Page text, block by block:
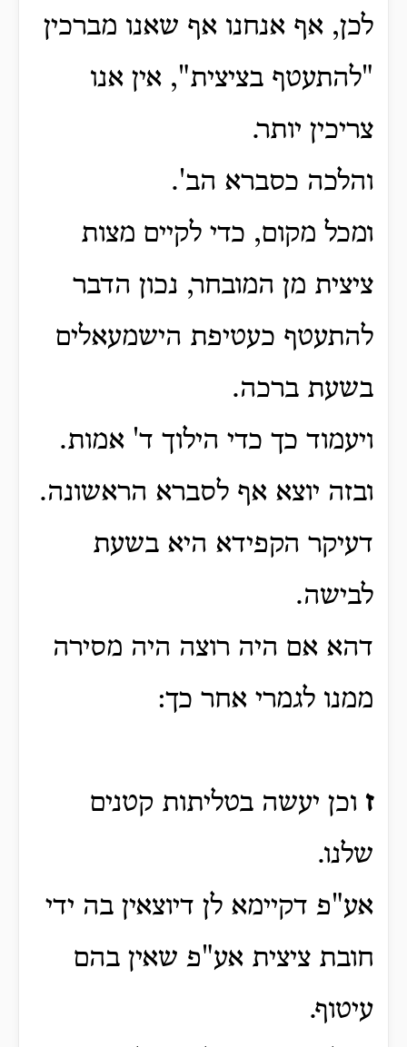
לכן, אף אנחנו אף שאנו מברכין
"להתעטף בציצית", אין אנו
צריכין יותר.
והלכה כסברא הב'.
ומכל מקום, כדי לקיים מצות
ציצית מן המובחר, נכון הדבר
להתעטף כעטיפת הישמעאלים
בשעת ברכה.
ויעמוד כך כדי הילוך ד' אמות.
ובזה יוצא אף לסברא הראשונה.
דעיקר הקפידא היא בשעת
לבישה.
דהא אם היה רוצה היה מסירה
ממנו לגמרי אחר כך:
ז וכן יעשה בטליתות קטנים
שלנו.
אע"פ דקיימא לן דיוצאין בה ידי
חובת ציצית אע"פ שאין בהם
עיטוף.